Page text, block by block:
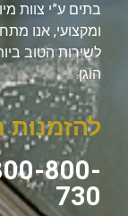
בתים ע”י צוות
ומקצועי, אנו
לשירות הטוב
הוגן.
להזמנות
800-
730